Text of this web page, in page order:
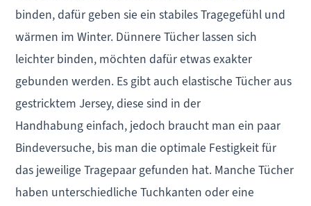
binden, dafür geben sie ein stabiles Tragegefühl und
wärmen im Winter. Dünnere Tücher lassen sich
leichter binden, möchten dafür etwas exakter
gebunden werden. Es gibt auch elastische Tücher aus
gestricktem Jersey, diese sind in der
Handhabungeinfach, jedoch braucht man ein paar
Bindeversuche, bis man die optimale Festigkeit für
das jeweilige Tragepaar gefunden hat. Manche Tücher
haben unterschiedliche Tuchkanten oder eine